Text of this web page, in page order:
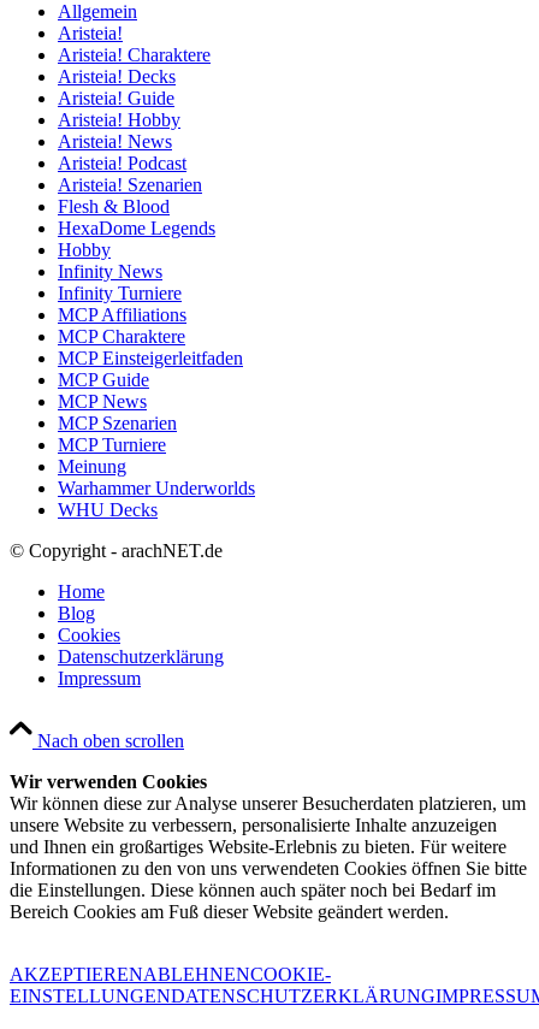
Allgemein
Aristeia!
Aristeia! Charaktere
Aristeia! Decks
Aristeia! Guide
Aristeia! Hobby
Aristeia! News
Aristeia! Podcast
Aristeia! Szenarien
Flesh & Blood
HexaDome Legends
Hobby
Infinity News
Infinity Turniere
MCP Affiliations
MCP Charaktere
MCP Einsteigerleitfaden
MCP Guide
MCP News
MCP Szenarien
MCP Turniere
Meinung
Warhammer Underworlds
WHU Decks
© Copyright - arachNET.de
Home
Blog
Cookies
Datenschutzerklärung
Impressum
Nach oben scrollen
Wir verwenden Cookies
Wir können diese zur Analyse unserer Besucherdaten platzieren, um
unsere Website zu verbessern, personalisierte Inhalte anzuzeigen
und Ihnen ein großartiges Website-Erlebnis zu bieten. Für weitere
Informationen zu den von uns verwendeten Cookies öffnen Sie bitte
die Einstellungen. Diese können auch später noch bei Bedarf im
Bereich Cookies am Fuß dieser Website geändert werden.
AKZEPTIERENABLEHNENCOOKIE-
EINSTELLUNGENDATENSCHUTZERKLÄRUNG